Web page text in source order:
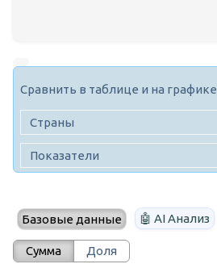
Сравнить в таблице и на графике
Базовые данные 🤖 AI Анализ
Сумма Доля